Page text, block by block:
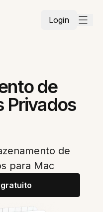
Login
de
Privados
de
para Mac